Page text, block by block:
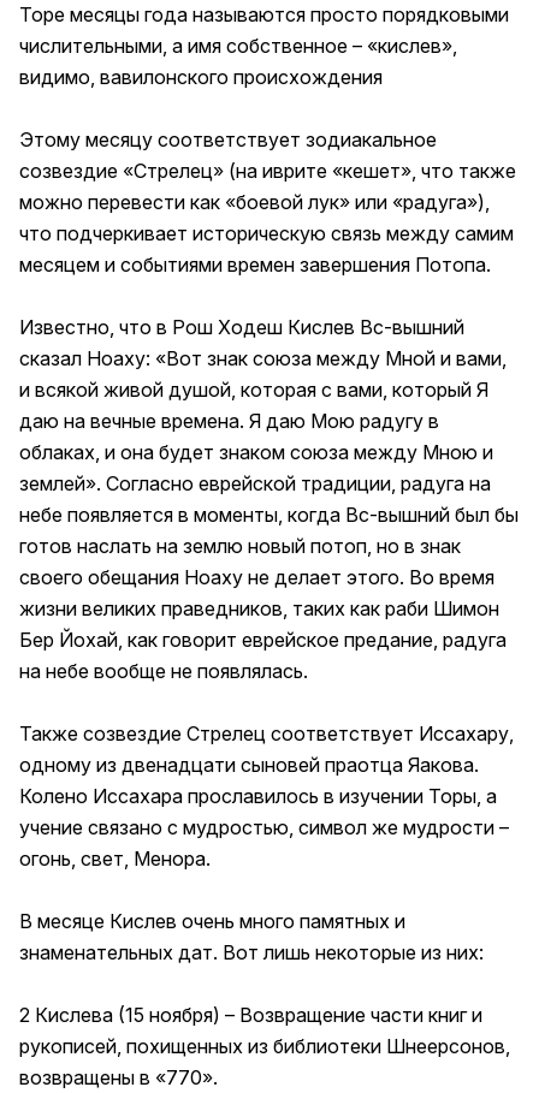
Торе месяцы года называются просто порядковыми
числительными, а имя собственное – «кислев»,
видимо, вавилонского происхождения
Этому месяцу соответствует зодиакальное
созвездие «Стрелец» (на иврите «кешет», что также
можно перевести как «боевой лук» или «радуга»),
что подчеркивает историческую связь между самим
месяцем и событиями времен завершения Потопа.
Известно, что в Рош Ходеш Кислев Вс-вышний
сказал Ноаху: «Вот знак союза между Мной и вами,
и всякой живой душой, которая с вами, который Я
даю на вечные времена. Я даю Мою радугу в
облаках, и она будет знаком союза между Мною и
землей». Согласно еврейской традиции, радуга на
небе появляется в моменты, когда Вс-вышний был бы
готов наслать на землю новый потоп, но в знак
своего обещания Ноаху не делает этого. Во время
жизни великих праведников, таких как раби Шимон
Бер Йохай, как говорит еврейское предание, радуга
на небе вообще не появлялась.
Также созвездие Стрелец соответствует Иссахару,
одному из двенадцати сыновей праотца Яакова.
Колено Иссахара прославилось в изучении Торы, а
учение связано с мудростью, символ же мудрости –
огонь, свет, Менора.
В месяце Кислев очень много памятных и
знаменательных дат. Вот лишь некоторые из них:
2 Кислева (15 ноября) – Возвращение части книг и
рукописей, похищенных из библиотеки Шнеерсонов,
возвращены в «770».